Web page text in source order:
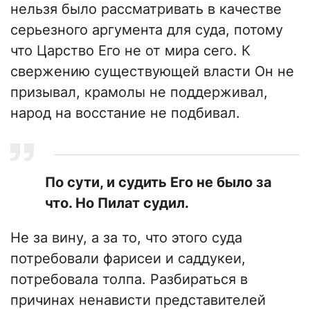
нельзя было рассматривать в качестве
серьезного аргумента для суда, потому
что Царство Его не от мира сего. К
свержению существующей власти Он не
призывал, крамолы не поддерживал,
народ на восстание не подбивал.
По сути, и судить Его не было за
что. Но Пилат судил.
Не за вину, а за то, что этого суда
потребовали фарисеи и саддукеи,
потребовала толпа. Разбираться в
причинах ненависти представителей